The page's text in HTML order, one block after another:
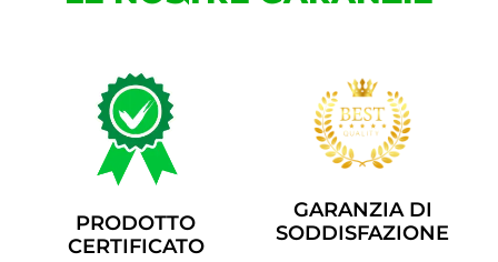
PRODOTTO
CERTIFICATO
GARANZIA DI
SODDISFAZIONE